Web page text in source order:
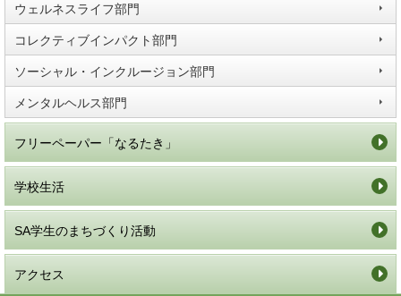
ウェルネスライフ部門
コレクティブインパクト部門
ソーシャル・インクルージョン部門
メンタルヘルス部門
フリーペーパー「なるたき」
学校生活
SA学生のまちづくり活動
アクセス